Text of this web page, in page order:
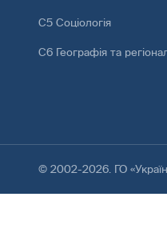
С5 Соціологія
С6 Географія та
© 2002-2026. ГО